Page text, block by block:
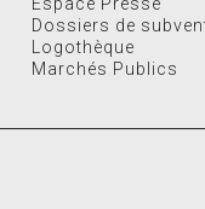
Dossiers de
Logothèque
Marchés Publics